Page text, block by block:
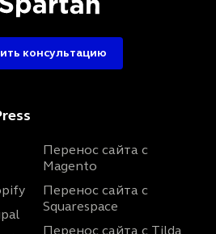
Перенос сайта с
Magento
Перенос сайта с
Squarespace
Перенос сайта с Tilda
консультацию